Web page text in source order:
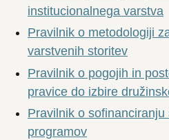
institucionalnega varstva
Pravilnik o metodologiji
varstvenih storitev
Pravilnik o pogojih in
pravice do izbire
Pravilnik o
programov